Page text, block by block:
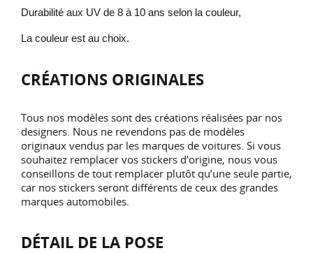
Durabilité aux UV de 8 à 10 ans selon la couleur,
La couleur est au choix.
CRÉATIONS ORIGINALES
Tous nos modèles sont des créations réalisées par nos
designers. Nous ne revendons pas de modèles
originaux vendus par les marques de voitures. Si vous
souhaitez remplacer vos stickers d’origine, nous vous
conseillons de tout remplacer plutôt qu’une seule partie,
car nos stickers seront différents de ceux des grandes
marques automobiles.
DÉTAIL DE LA POSE